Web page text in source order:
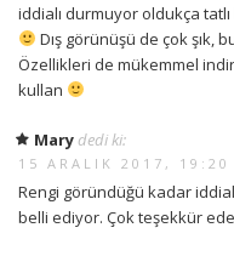
iddialı durmuyor oldukça tatlı
Dış görünüşü de çok şık,
Özellikleri de mükemmel
kullan
Mary dedi ki:
15 ARALIK 2017, 19:20
Rengi göründüğü kadar
belli ediyor. Çok teşekkür